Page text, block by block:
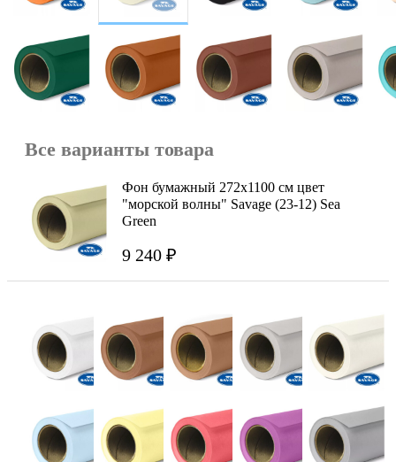
Все варианты товара
Фон бумажный 272x1100 см цвет
"морской волны" Savage (23-12) Sea
Green
9 240 ₽